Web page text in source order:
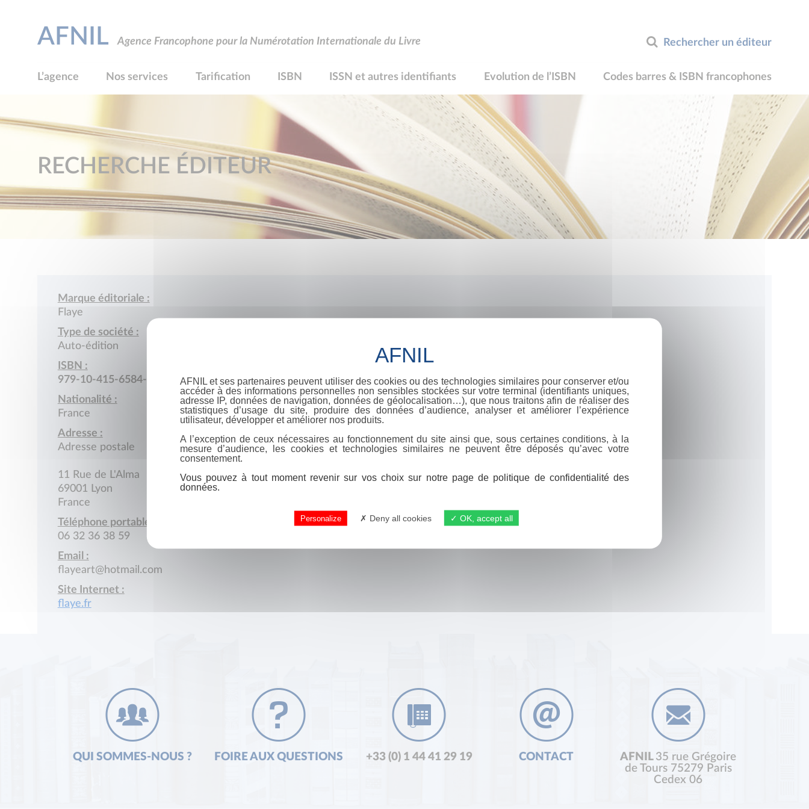
Rechercher un éditeur
AFNIL Agence Francophone pour la Numérotation Internationale du Livre
L’agence Nos services Tarification ISBN ISSN et autres identifiants Evolution de l’ISBN Codes barres & ISBN francophones
RECHERCHE ÉDITEUR
Marque éditoriale :
Flaye
Type de société :
Auto-édition
ISBN :
979-10-415-6584-9
Nationalité :
France
Adresse :
Adresse postale
11 Rue de L'Alma
69001 Lyon
France
Téléphone portable :
06 32 36 38 59
Email :
flayeart@hotmail.com
Site Internet :
flaye.fr
QUI SOMMES-NOUS ? FOIRE AUX QUESTIONS +33 (0) 1 44 41 29 19 CONTACT AFNIL 35 rue Grégoire
de Tours 75279 Paris
Cedex 06
AFNIL et ses partenaires peuvent utiliser des cookies ou des technologies similaires pour conserver et/ou
accéder à des informations personnelles non sensibles stockées sur votre terminal (identifiants uniques,
adresse IP, données de navigation, données de géolocalisation…), que nous traitons afin de réaliser des
statistiques d’usage du site, produire des données d’audience, analyser et améliorer l’expérience
utilisateur, développer et améliorer nos produits.
A l’exception de ceux nécessaires au fonctionnement du site ainsi que, sous certaines conditions, à la
mesure d’audience, les cookies et technologies similaires ne peuvent être déposés qu’avec votre
consentement.
Vous pouvez à tout moment revenir sur vos choix sur notre page de politique de confidentialité des
données.
Personalize Deny all cookies OK, accept all